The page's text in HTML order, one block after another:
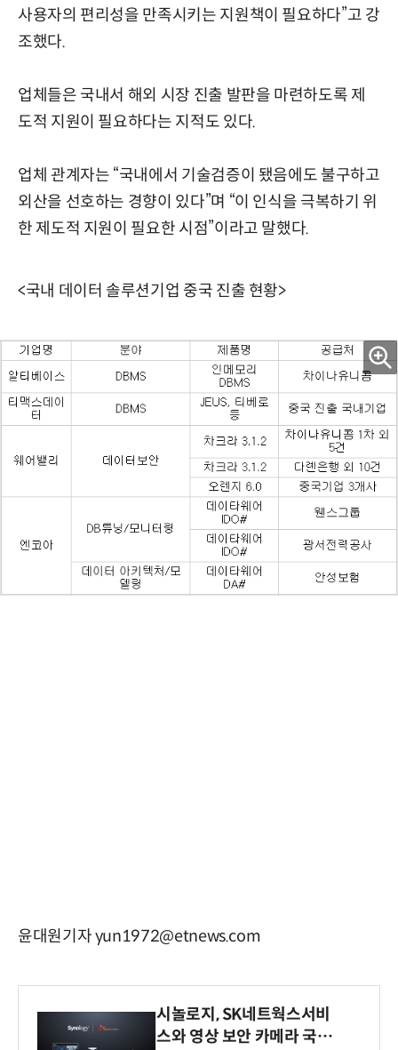
사용자의 편리성을 만족시키는 지원책이 필요하다”고 강
조했다.
업체들은 국내서 해외 시장 진출 발판을 마련하도록 제
도적 지원이 필요하다는 지적도 있다.
업체 관계자는 “국내에서 기술검증이 됐음에도 불구하고
외산을 선호하는 경향이 있다”며 “이 인식을 극복하기 위
한 제도적 지원이 필요한 시점”이라고 말했다.
<국내 데이터 솔루션기업 중국 진출 현황>
윤대원기자 yun1972@etnews.com
시놀로지, SK네트웍스서비
스와 영상 보안 카메라 국내